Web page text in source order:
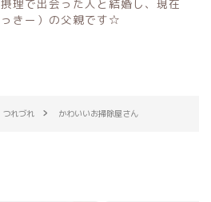
理で出会った人と結婚し、現在
きー）の父親です☆
つれづれ かわいいお掃除屋さん